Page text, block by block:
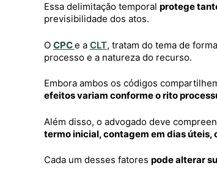
Essa delimitação temporal protege
previsibilidade dos atos.
O CPCe a CLT, tratam do tema de
processo e a natureza do recurso.
Embora ambos os códigos
efeitos variam conforme o rito
Além disso, o advogado deve
termo inicial, contagem em dias úteis,
Cada um desses fatores pode alterar